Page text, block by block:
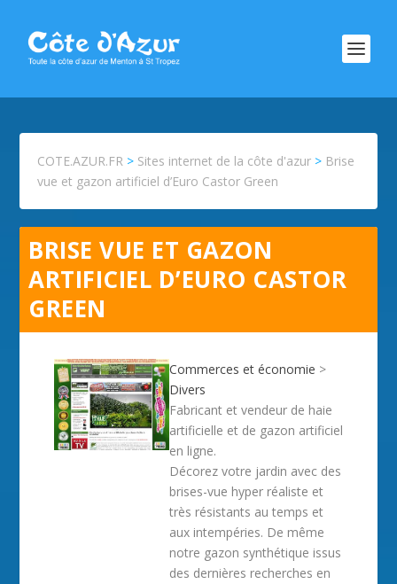
COTE.AZUR.FR > Sites internet de la côte d'azur > Brise
vue et gazon artificiel d’Euro Castor Green
BRISE VUE ET GAZON
ARTIFICIEL D’EURO CASTOR
GREEN
Commerces et économie >
Divers
Fabricant et vendeur de haie
artificielle et de gazon artificiel
en ligne.
Décorez votre jardin avec des
brises-vue hyper réaliste et
très résistants au temps et
aux intempéries. De même
notre gazon synthétique issus
des dernières recherches en